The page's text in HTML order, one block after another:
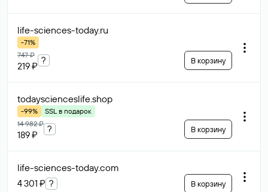
life-sciences-today.ru
-71%
747 ₽
219 ₽
? В корзину
todayscienceslife.shop
-99%
SSL в подарок
14 982 ₽
189 ₽
? В корзину
life-sciences-today.com
4 301 ₽ ? В корзину